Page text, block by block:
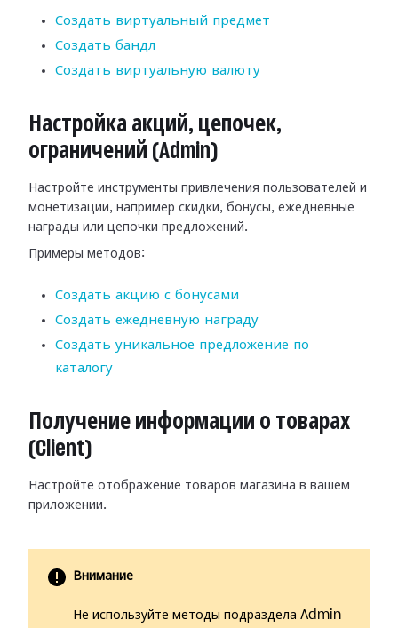
Создать виртуальный предмет
Создать бандл
Создать виртуальную валюту
Настройка акций, цепочек,
ограничений (Admin)
Настройте инструменты привлечения пользователей и
монетизации, например скидки, бонусы, ежедневные
награды или цепочки предложений.
Примеры методов:
Создать акцию с бонусами
Создать ежедневную награду
Создать уникальное предложение по
каталогу
Получение информации о товарах
(Client)
Настройте отображение товаров магазина в вашем
приложении.
Внимание
Не используйте методы подраздела Admin